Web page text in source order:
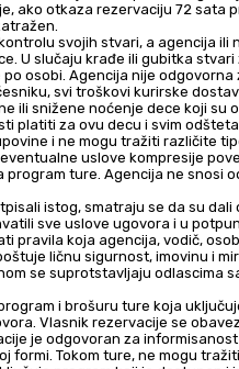
ako otkaza rezervaciju 72 sata
svojih stvari, a agencija
U slučaju krađe ili gubitka
osobi. Agencija nije
svi troškovi kurirske
ili snižene noćenje dece koji
platiti za ovu decu i svim
i ne mogu tražiti različite
uslove kompresije
ture. Agencija ne snosi
istog, smatraju se da su
sve uslove ugovora i u
pravila koja agencija, vodič,
ličnu sigurnost, imovinu i
se suprotstavljaju odlascima
i brošuru ture koja
Vlasnik rezervacije se
je odgovoran za
formi. Tokom ture, ne mogu